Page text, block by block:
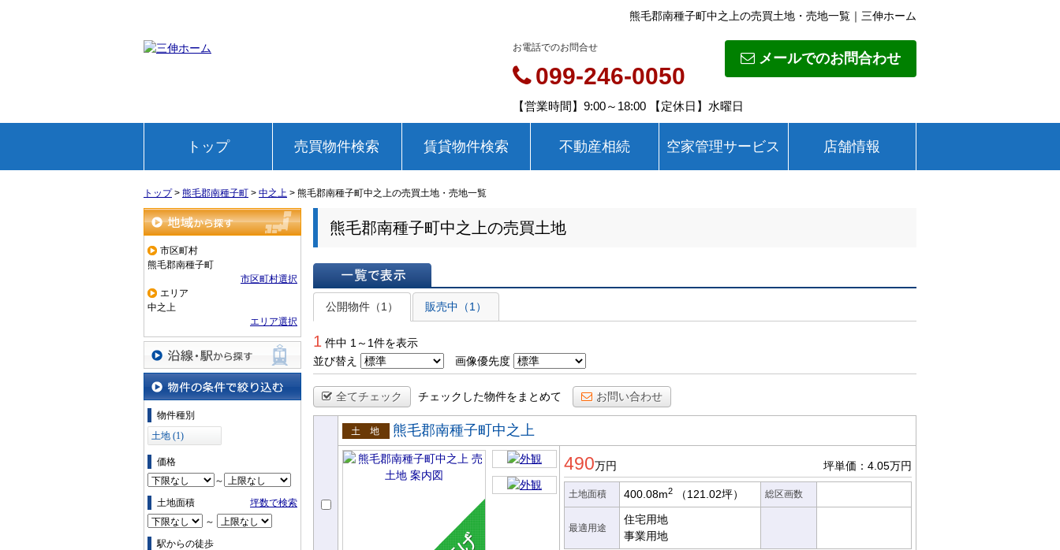
熊毛郡南種子町中之上の売買土地・売地一覧｜三伸ホーム
メールでのお問合わせ
お電話でのお問合せ
099-246-0050
【営業時間】9:00～18:00 【定休日】水曜日
トップ 売買物件検索 賃貸物件検索 不動産相続 空家管理サービス 店舗情報
トップ> 熊毛郡南種子町 > 中之上 > 熊毛郡南種子町中之上の売買土地・売地一覧
地域から探す
市区町村
熊毛郡南種子町
市区町村選択
エリア
中之上
エリア選択
沿線・駅から探す
物件の条件で絞り込む
物件種別
土地 (1)
価格
～
土地面積
坪数で検索
～
駅からの徒歩
熊毛郡南種子町中之上の売買土地
一覧で表示
公開物件（1）
販売中（1）
1 件中 1～1件を表示
並び替え
画像優先度
全てチェック チェックした物件をまとめて お問い合わせ
売土地
熊毛郡南種子町中之上
490万円 坪単価：4.05万円
土地面積 400.08m2 （121.02坪） 総区画数
最適用途
住宅用地
事業用地